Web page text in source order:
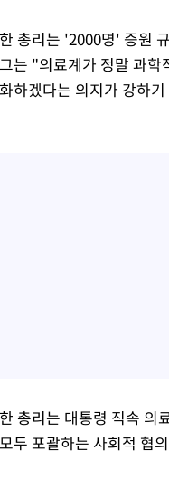
한 총리는 '2000명' 증원
그는 "의료계가 정말 과학
화하겠다는 의지가 강하
한 총리는 대통령 직속 의
모두 포괄하는 사회적 협